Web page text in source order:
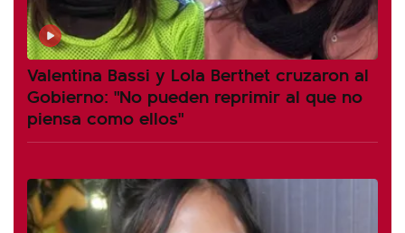
Valentina Bassi y Lola Berthet cruzaron al
Gobierno: "No pueden reprimir al que no
piensa como ellos"